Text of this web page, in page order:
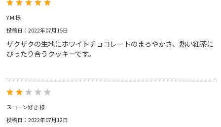
Y.M 様
投稿日：2022年07月15日
ザクザクの生地にホワイトチョコレートのまろやかさ、熱い紅茶に
ぴったり合うクッキーです。
スコーン好き 様
投稿日：2022年07月12日